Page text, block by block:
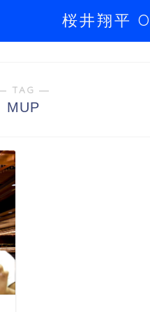
桜井翔平
TAG ―
MUP